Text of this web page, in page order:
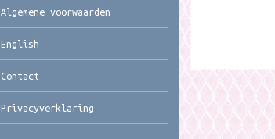
Algemene voorwaarden
English
Contact
Privacyverklaring